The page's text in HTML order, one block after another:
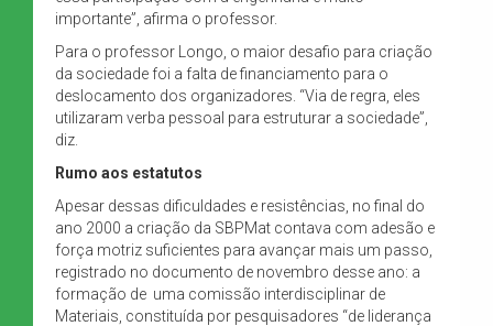
importante”, afirma o professor.
Para o professor Longo, o maior desafio para criação
da sociedade foi a falta de financiamento para o
deslocamento dos organizadores. “Via de regra, eles
utilizaram verba pessoal para estruturar a sociedade”,
diz.
Rumo aos estatutos
Apesar dessas dificuldades e resistências, no final do
ano 2000 a criação da SBPMat contava com adesão e
força motriz suficientes para avançar mais um passo,
registrado no documento de novembro desse ano: a
formação de uma comissão interdisciplinar de
Materiais, constituída por pesquisadores “de liderança